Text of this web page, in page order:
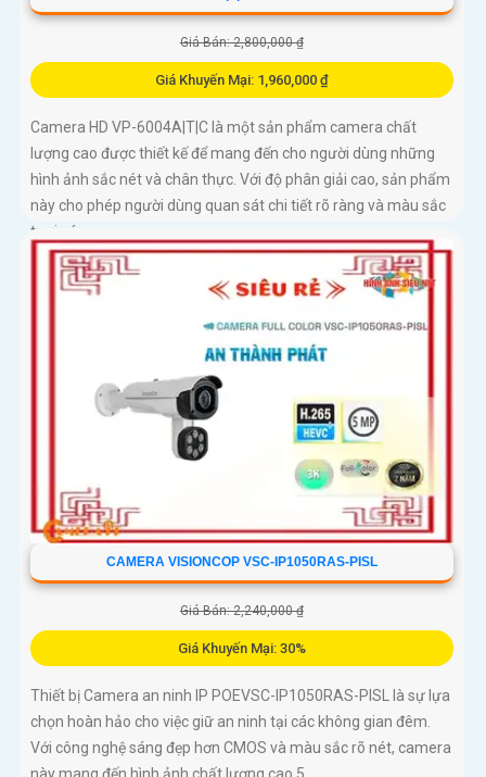
Giá Bán: 2,800,000 ₫
Giá Khuyến Mại: 1,960,000 ₫
Camera HD VP-6004A|T|C là một sản phẩm camera chất
lượng cao được thiết kế để mang đến cho người dùng những
hình ảnh sắc nét và chân thực. Với độ phân giải cao, sản phẩm
này cho phép người dùng quan sát chi tiết rõ ràng và màu sắc
tươi sáng
CAMERA VISIONCOP VSC-IP1050RAS-PISL
Giá Bán: 2,240,000 ₫
Giá Khuyến Mại: 30%
Thiết bị Camera an ninh IP POEVSC-IP1050RAS-PISL là sự lựa
chọn hoàn hảo cho việc giữ an ninh tại các không gian đêm.
Với công nghệ sáng đẹp hơn CMOS và màu sắc rõ nét, camera